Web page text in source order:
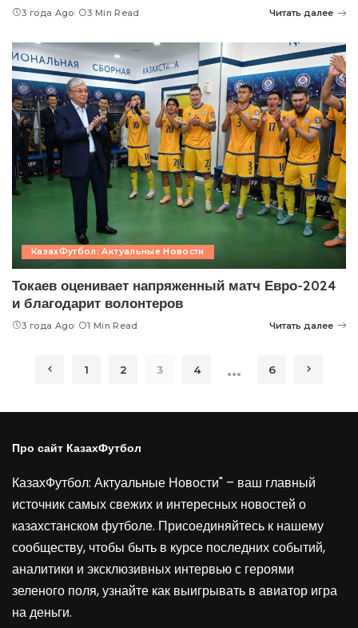
3 года Ago 3 Min Read Читать далее
КазахФутбол: Актуальные Новости
Токаев оценивает напряженный матч Евро-2024
и благодарит волонтеров
3 года Ago 1 Min Read Читать далее
1 2 3 4 … 6
Про сайт КазахФутбол
КазахФутбол: Актуальные Новости" – ваш главный
источник самых свежих и интересных новостей о
казахстанском футболе. Присоединяйтесь к нашему
сообществу, чтобы быть в курсе последних событий,
аналитики и эксклюзивных интервью с героями
зеленого поля, узнайте как выигрывать в авиатор игра
на деньги.